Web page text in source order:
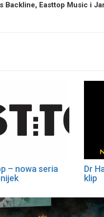
Backline, Easttop Music i
– nowa seria
Dr
klip